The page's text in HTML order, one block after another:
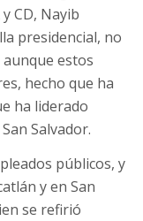
CD, Nayib
presidencial, no
estos
hecho que ha
ha liderado
Salvador.
públicos, y
y en San
se refirió